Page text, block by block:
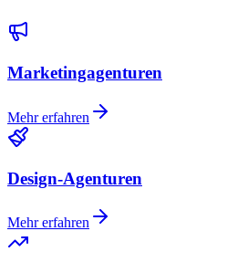
Marketingagenturen
Mehr erfahren
Design-Agenturen
Mehr erfahren